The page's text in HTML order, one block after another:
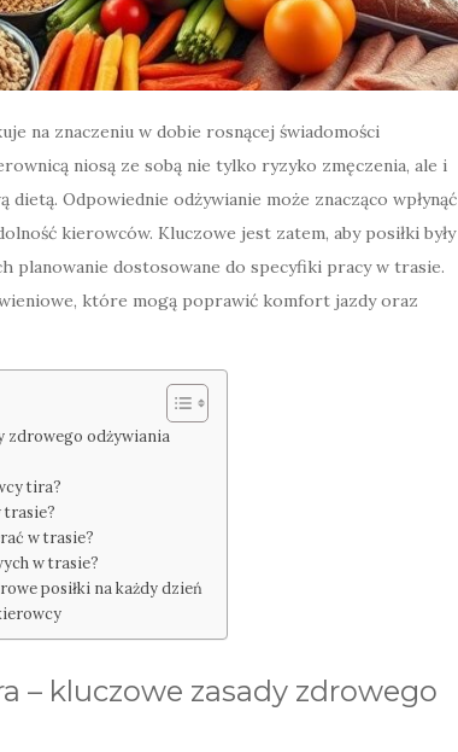
na znaczeniu w dobie rosnącej świadomości
niosą ze sobą nie tylko ryzyko zmęczenia, ale i
Odpowiednie odżywianie może znacząco wpłynąć
kierowców. Kluczowe jest zatem, aby posiłki były
planowanie dostosowane do specyfiki pracy w trasie.
które mogą poprawić komfort jazdy oraz
zdrowego odżywiania
tira?
trasie?
w trasie?
w trasie?
posiłki na każdy dzień
– kluczowe zasady zdrowego